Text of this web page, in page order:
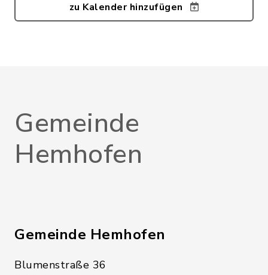
zu Kalender hinzufügen
Gemeinde
Hemhofen
Gemeinde Hemhofen
Blumenstraße 36